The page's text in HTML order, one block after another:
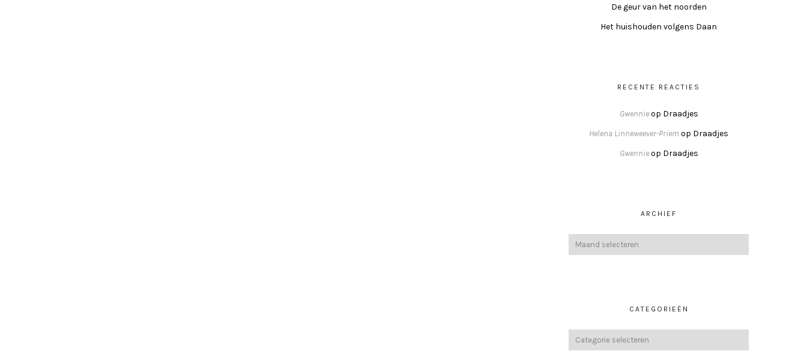
De geur van het noorden
Het huishouden volgens Daan
RECENTE REACTIES
Gwennieop Draadjes
Helena Linneweever-Priem op Draadjes
Gwennieop Draadjes
ARCHIEF
CATEGORIEËN